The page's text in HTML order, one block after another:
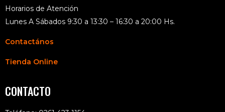
Horarios de Atención
Lunes A Sábados 9:30 a 13:30 – 16:30 a 20:00 Hs.
Contactános
Tienda Online
CONTACTO